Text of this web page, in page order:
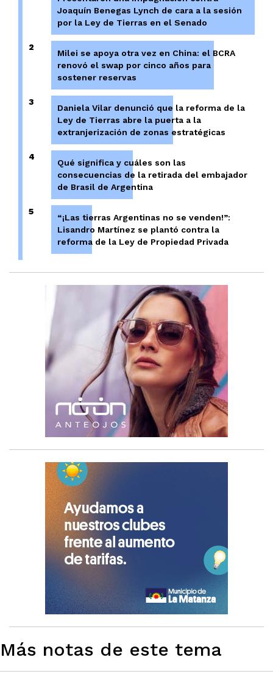
Joaquín Benegas Lynch de cara a la sesión
por la Ley de Tierras en el Senado
2
Milei se apoya otra vez en China: el BCRA
renovó el swap por cinco años para
sostener reservas
3
Daniela Vilar denunció que la reforma de la
Ley de Tierras abre la puerta a la
extranjerización de zonas estratégicas
4
Qué significa y cuáles son las
consecuencias de la retirada del embajador
de Brasil de Argentina
5
“¡Las tierras Argentinas no se venden!”:
Lisandro Martínez se plantó contra la
reforma de la Ley de Propiedad Privada
Más notas de este tema